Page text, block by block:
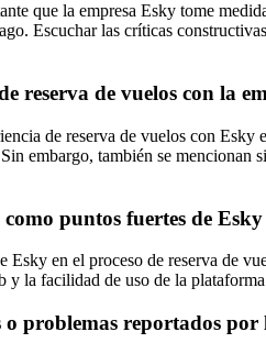
que la empresa Esky tome
Escuchar las críticas
reserva de vuelos con la
de reserva de vuelos con
embargo, también se
puntos fuertes de
Esky en el proceso de reserva de
la facilidad de uso de la
problemas reportados por